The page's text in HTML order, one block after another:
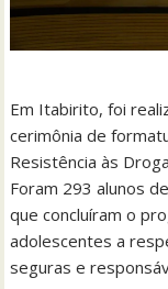
Em Itabirito, foi
cerimônia de
Resistência às
Foram 293 alunos
que concluíram o
adolescentes a
seguras e